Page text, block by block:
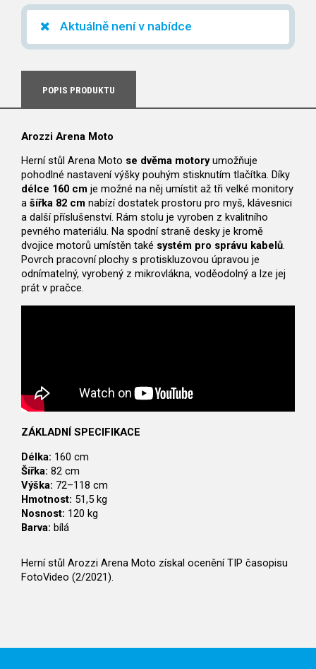
Aktuálně není v nabídce
POPIS PRODUKTU
Arozzi Arena Moto
Herní stůl Arena Moto se dvěma motoryumožňuje
pohodlné nastavení výšky pouhým stisknutím tlačítka. Díky
délce 160 cm je možné na něj umístit až tři velké monitory
a šířka 82 cm nabízí dostatek prostoru pro myš, klávesnici
a další příslušenství. Rám stolu je vyroben z kvalitního
pevného materiálu. Na spodní straně desky je kromě
dvojice motorů umístěn také systém pro správu kabelů.
Povrch pracovní plochy s protiskluzovou úpravou je
odnímatelný, vyrobený z mikrovlákna, voděodolný a lze jej
prát v pračce.
ZÁKLADNÍ SPECIFIKACE
Délka: 160 cm
Šířka: 82 cm
Výška: 72–118 cm
Hmotnost: 51,5 kg
Nosnost: 120 kg
Barva: bílá
Herní stůl Arozzi Arena Moto získal ocenění TIP časopisu
FotoVideo (2/2021).